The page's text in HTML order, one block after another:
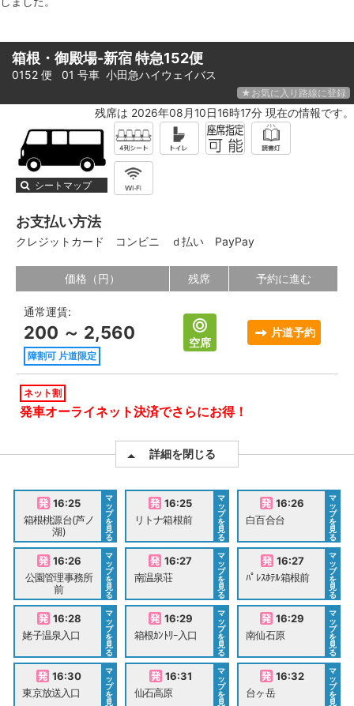
箱根・御殿場-新宿 特急152便
0152 便 01 号車 小田急ハイウェイバス
★お気に入り路線に登録
残席は 2026年08月10日16時17分 現在の情報です。
シートマップ
お支払い方法
クレジットカード コンビニ ｄ払い PayPay
価格（円） 残席 予約に進む
通常運賃:
200 ～ 2,560
障割可 片道限定
空席
片道予約
ネット割
発車オーライネット決済でさらにお得！
詳細を閉じる
16:25
箱根桃源台(芦ノ
湖)
マ
ッ
プ
を
見
る
16:25
リトナ箱根前
マ
ッ
プ
を
見
る
16:26
白百合台
マ
ッ
プ
を
見
る
16:26
公園管理事務所
前
マ
ッ
プ
を
見
る
16:27
南温泉荘
マ
ッ
プ
を
見
る
16:27
ﾊﾟﾚｽﾎﾃﾙ箱根前
マ
ッ
プ
を
見
る
16:28
姥子温泉入口
マ
ッ
プ
を
見
る
16:29
箱根ｶﾝﾄﾘｰ入口
マ
ッ
プ
を
見
る
16:29
南仙石原
マ
ッ
プ
を
見
る
16:30
東京放送入口
マ
ッ
プ
を
見
16:31
仙石高原
マ
ッ
プ
を
見
16:32
台ヶ岳
マ
ッ
プ
を
見